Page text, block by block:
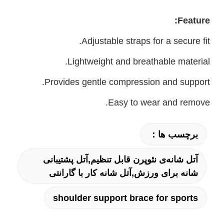
Feature:
Adjustable straps for a secure fit.
Lightweight and breathable material.
Provides gentle compression and support.
Easy to wear and remove.
برچسب ها：
آتل شانه‌ی نئوپرن قابل تنظیم,آتل پشتیبانی
شانه برای ورزش,آتل شانه کار با گارانتی
shoulder support brace for sports